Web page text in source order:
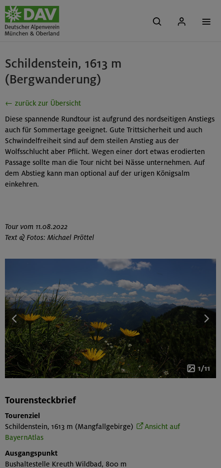
Schildenstein, 1613 m
(Bergwanderung)
← zurück zur Übersicht
Diese spannende Rundtour ist aufgrund des nordseitigen Anstiegs
auch für Sommertage geeignet. Gute Trittsicherheit und auch
Schwindelfreiheit sind auf dem steilen Anstieg aus der
Wolfsschlucht aber Pflicht. Wegen einer dort etwas erodierten
Passage sollte man die Tour nicht bei Nässe unternehmen. Auf
dem Abstieg kann man optional auf der urigen Königsalm
einkehren.
Tour vom 11.08.2022
Text & Fotos: Michael Pröttel
1/11
Tourensteckbrief
Tourenziel
Schildenstein, 1613 m (Mangfallgebirge)
Ansicht auf
BayernAtlas
Ausgangspunkt
Bushaltestelle Kreuth Wildbad, 800 m